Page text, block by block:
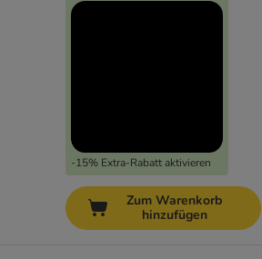
-15% Extra-Rabatt aktivieren
Zum Warenkorb
hinzufügen